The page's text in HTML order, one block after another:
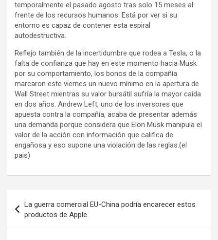
temporalmente el pasado agosto tras solo 15 meses al
frente de los recursos humanos. Está por ver si su
entorno es capaz de contener esta espiral
autodestructiva.
Reflejo también de la incertidumbre que rodea a Tesla, o la
falta de confianza que hay en este momento hacia Musk
por su comportamiento, los bonos de la compañía
marcaron este viernes un nuevo mínimo en la apertura de
Wall Street mientras su valor bursátil sufría la mayor caída
en dos años. Andrew Left, uno de los inversores que
apuesta contra la compañía, acaba de presentar además
una demanda porque considera que Elon Musk manipula el
valor de la acción con información que califica de
engañosa y eso supone una violación de las reglas.(el
pais)
de
entradas
La guerra comercial EU-China podría encarecer estos
productos de Apple